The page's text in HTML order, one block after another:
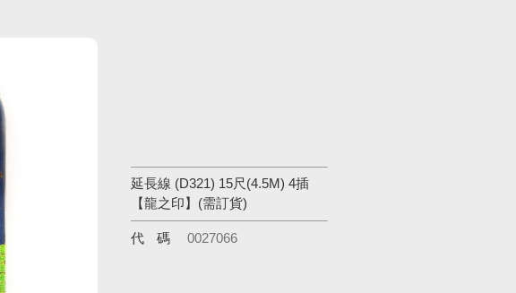
延長線 (D321) 15尺(4.5M) 4插
【龍之印】(需訂貨)
代碼 0027066